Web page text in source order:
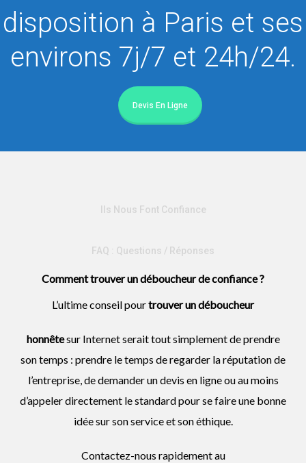
disposition à Paris et ses
environs 7j/7 et 24h/24.
Devis En Ligne
Ils Nous Font Confiance
FAQ : Questions / Réponses
Comment trouver un déboucheur de confiance ?
L’ultime conseil pourtrouver undéboucheur
honnêtesur Internet serait tout simplement de prendre
son temps : prendre le temps de regarder la réputation de
l’entreprise, de demander un devis en ligne ou au moins
d’appeler directement le standard pour se faire une bonne
idée sur son service et son éthique.
Contactez-nous rapidement au